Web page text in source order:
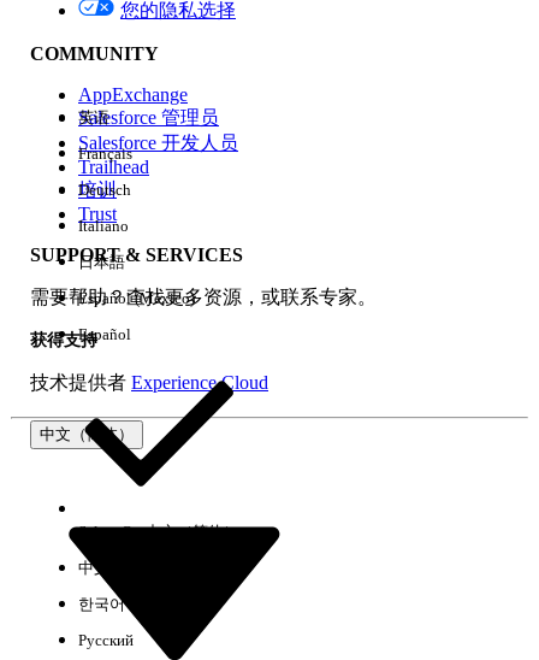
体验
您的隐私选择
COMMUNITY
AppExchange
Salesforce 管理员
Salesforce 开发人员
Trailhead
培训
Trust
SUPPORT & SERVICES
需要帮助？查找更多资源，或联系专家。
获得支持
技术提供者 Experience Cloud
中文（简体）
英语
Français
Deutsch
Italiano
日本語
Español (México)
Español
Select Org中文（简体）
中文（繁体）
한국어
Русский